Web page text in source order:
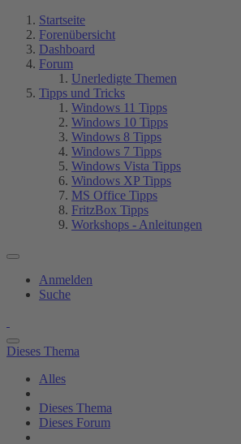
Startseite
Forenübersicht
Dashboard
Forum
Unerledigte Themen
Tipps und Tricks
Windows 11 Tipps
Windows 10 Tipps
Windows 8 Tipps
Windows 7 Tipps
Windows Vista Tipps
Windows XP Tipps
MS Office Tipps
FritzBox Tipps
Workshops - Anleitungen
Anmelden
Suche
Dieses Thema
Alles
Dieses Thema
Dieses Forum